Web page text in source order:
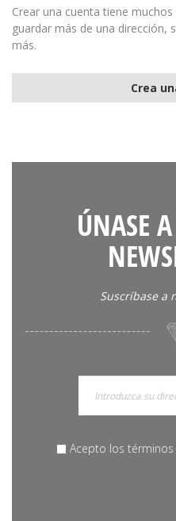
Crear una cuenta tiene
guardar más de una dirección,
más.
Crea
ÚNASE
Suscríbase a
Acepto los